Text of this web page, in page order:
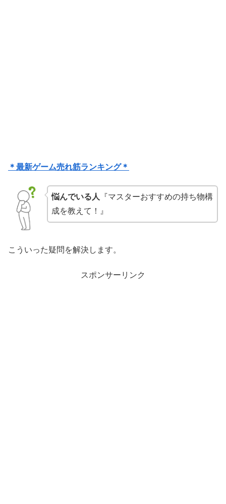
＊最新ゲーム売れ筋ランキング＊
悩んでいる人 『マスターおすすめの持ち物構
成を教えて！』
こういった疑問を解決します。
スポンサーリンク